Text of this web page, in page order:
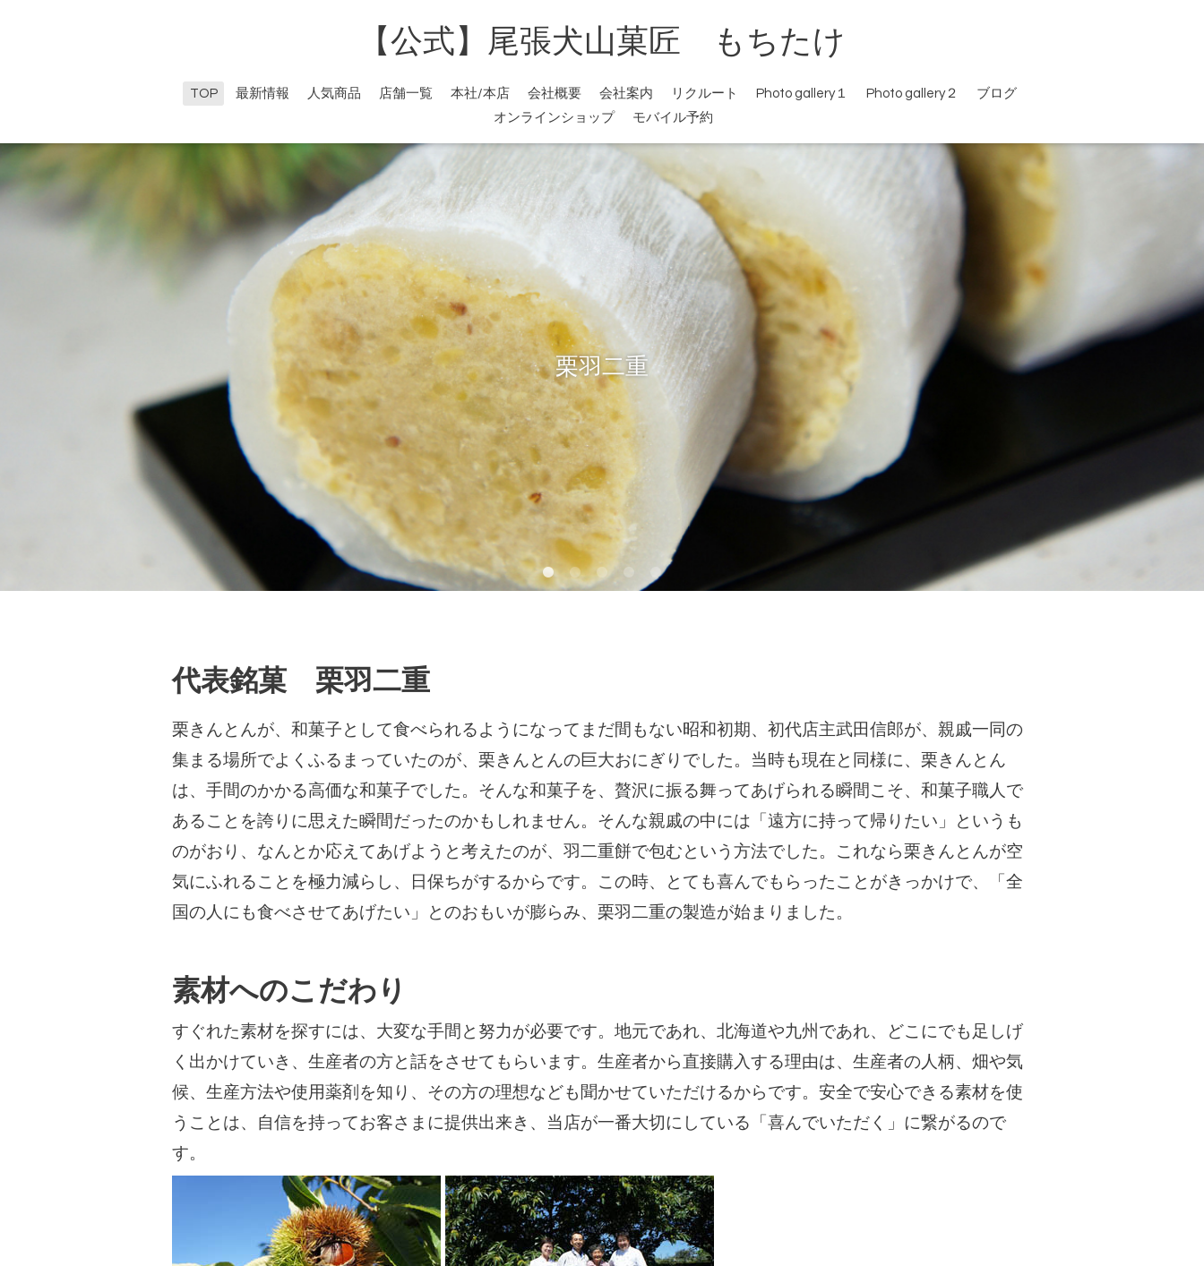
【公式】尾張犬山菓匠 もちたけ
TOP 最新情報 人気商品 店舗一覧 本社/本店 会社概要 会社案内 リクルート Photo gallery１ Photo gallery２
ブログ
オンラインショップ
モバイル予約
栗きんとんどら焼
代表銘菓 栗羽二重
栗きんとんが、和菓子として食べられるようになってまだ間もない昭和初期、初代店主武田信郎が、親戚一同の
集まる場所でよくふるまっていたのが、栗きんとんの巨大おにぎりでした。当時も現在と同様に、栗きんとん
は、手間のかかる高価な和菓子でした。そんな和菓子を、贅沢に振る舞ってあげられる瞬間こそ、和菓子職人で
あることを誇りに思えた瞬間だったのかもしれません。そんな親戚の中には「遠方に持って帰りたい」というも
のがおり、なんとか応えてあげようと考えたのが、羽二重餅で包むという方法でした。これなら栗きんとんが空
気にふれることを極力減らし、日保ちがするからです。この時、とても喜んでもらったことがきっかけで、「全
国の人にも食べさせてあげたい」とのおもいが膨らみ、栗羽二重の製造が始まりました。
素材へのこだわり
すぐれた素材を探すには、大変な手間と努力が必要です。地元であれ、北海道や九州であれ、どこにでも足しげ
く出かけていき、生産者の方と話をさせてもらいます。生産者から直接購入する理由は、生産者の人柄、畑や気
候、生産方法や使用薬剤を知り、その方の理想なども聞かせていただけるからです。安全で安心できる素材を使
うことは、自信を持ってお客さまに提供出来き、当店が一番大切にしている「喜んでいただく」に繋がるので
す。